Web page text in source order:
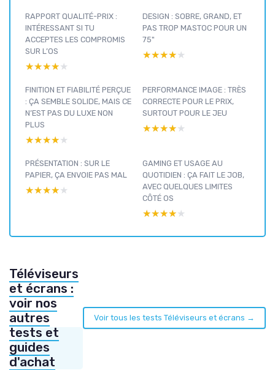
RAPPORT QUALITÉ-PRIX :
INTÉRESSANT SI TU
ACCEPTES LES COMPROMIS
SUR L’OS
★★★★★
★★★★★
DESIGN : SOBRE, GRAND, ET
PAS TROP MASTOC POUR UN
75"
★★★★★
★★★★★
FINITION ET FIABILITÉ PERÇUE
: ÇA SEMBLE SOLIDE, MAIS CE
N’EST PAS DU LUXE NON
PLUS
★★★★★
★★★★★
PERFORMANCE IMAGE : TRÈS
CORRECTE POUR LE PRIX,
SURTOUT POUR LE JEU
★★★★★
★★★★★
PRÉSENTATION : SUR LE
PAPIER, ÇA ENVOIE PAS MAL
★★★★★
★★★★★
GAMING ET USAGE AU
QUOTIDIEN : ÇA FAIT LE JOB,
AVEC QUELQUES LIMITES
CÔTÉ OS
★★★★★
★★★★★
Téléviseurs
et écrans :
voir nos
autres
tests et
guides
d'achat
Voir tous les tests Téléviseurs et écrans →